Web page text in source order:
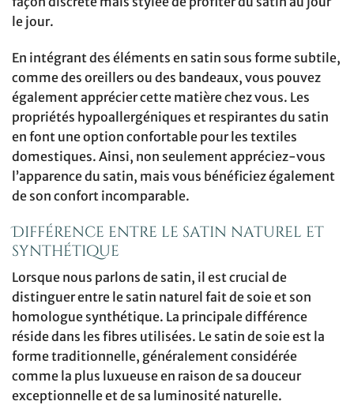
le jour.
En intégrant des éléments en satin sous forme subtile,
comme des oreillers ou des bandeaux, vous pouvez
également apprécier cette matière chez vous. Les
propriétés hypoallergéniques et respirantes du satin
en font une option confortable pour les textiles
domestiques. Ainsi, non seulement appréciez-vous
l’apparence du satin, mais vous bénéficiez également
de son confort incomparable.
Différence entre le satin naturel et
synthétique
Lorsque nous parlons de satin, il est crucial de
distinguer entre le satin naturel fait de soie et son
homologue synthétique. La principale différence
réside dans les fibres utilisées. Le satin de soie est la
forme traditionnelle, généralement considérée
comme la plus luxueuse en raison de sa douceur
exceptionnelle et de sa luminosité naturelle.